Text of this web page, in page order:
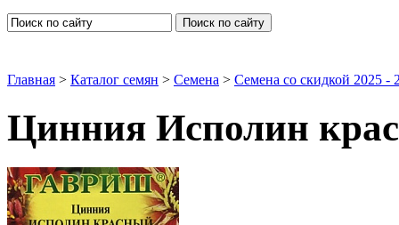
Поиск по сайту
Главная > Каталог семян > Семена > Семена со скидкой 2025 -
Цинния Исполин
Семена цветов